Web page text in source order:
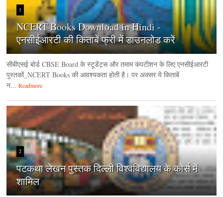
1
NCERT Books Download in Hindi -
एनसीईआरटी की किताबें फ्री में डाउनलोड करें
सीबीएसई बोर्ड CBSE Board के स्टूडेंट्स और तमाम कंपटीशन के लिए एनसीईआरटी
पुस्तकों_NCERT Books की आवश्यकता होती है। पर अक्सर ये किताबें
न... Readmore
2
पटकथा लेखन पुस्तक दिल्ली विश्वविद्यालय के कोर्स में
शामिल